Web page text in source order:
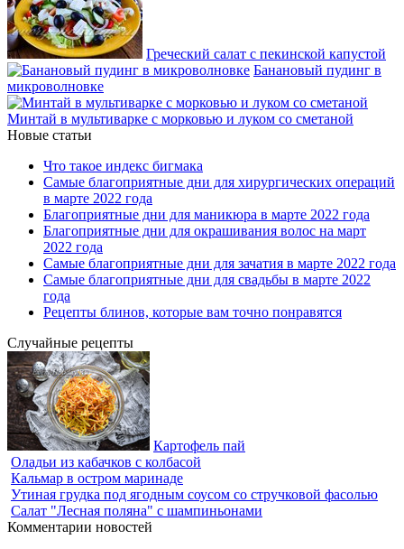
Греческий салат с пекинской капустой
Банановый пудинг в
микроволновке
Минтай в мультиварке с морковью и луком со сметаной
Новые статьи
Что такое индекс бигмака
Самые благоприятные дни для хирургических операций
в марте 2022 года
Благоприятные дни для маникюра в марте 2022 года
Благоприятные дни для окрашивания волос на март
2022 года
Самые благоприятные дни для зачатия в марте 2022 года
Самые благоприятные дни для свадьбы в марте 2022
года
Рецепты блинов, которые вам точно понравятся
Случайные рецепты
Картофель пай
Оладьи из кабачков с колбасой
Кальмар в остром маринаде
Утиная грудка под ягодным соусом со стручковой фасолью
Салат "Лесная поляна" с шампиньонами
Комментарии новостей